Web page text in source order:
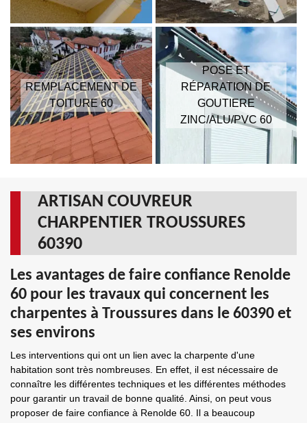
REMPLACEMENT DE
TOITURE 60
POSE ET
RÉPARATION DE
GOUTIERE
ZINC/ALU/PVC 60
ARTISAN COUVREUR
CHARPENTIER TROUSSURES
60390
Les avantages de faire confiance Renolde
60 pour les travaux qui concernent les
charpentes à Troussures dans le 60390 et
ses environs
Les interventions qui ont un lien avec la charpente d'une
habitation sont très nombreuses. En effet, il est nécessaire de
connaître les différentes techniques et les différentes méthodes
pour garantir un travail de bonne qualité. Ainsi, on peut vous
proposer de faire confiance à Renolde 60. Il a beaucoup